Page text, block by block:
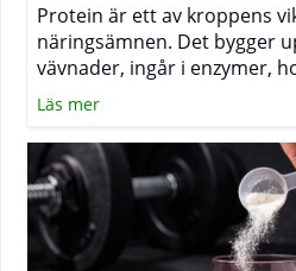
Protein är ett av kroppens
näringsämnen. Det bygger
vävnader, ingår i enzymer,
antikroppar och kan
som tränar mycket, vill
viktnedgång eller helt
därför vara klokt att se över
första hand via mat och vid
kosttillskott. (Läs mer om
Läs mer